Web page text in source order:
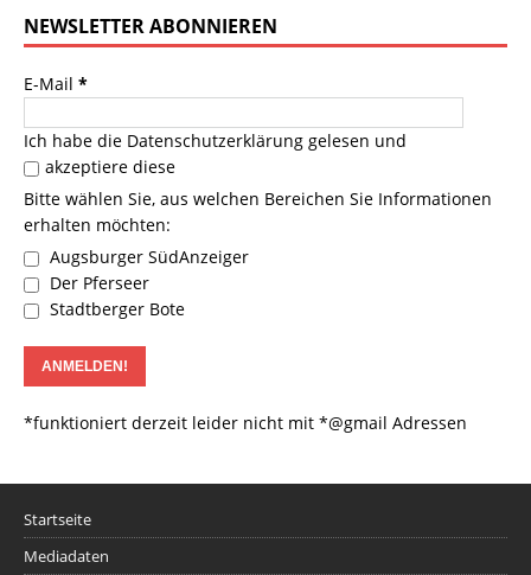
NEWSLETTER ABONNIEREN
E-Mail *
Ich habe die Datenschutzerklärung gelesen und
akzeptiere diese
Bitte wählen Sie, aus welchen Bereichen Sie Informationen
erhalten möchten:
Augsburger SüdAnzeiger
Der Pferseer
Stadtberger Bote
*funktioniert derzeit leider nicht mit *@gmail Adressen
Startseite
Mediadaten